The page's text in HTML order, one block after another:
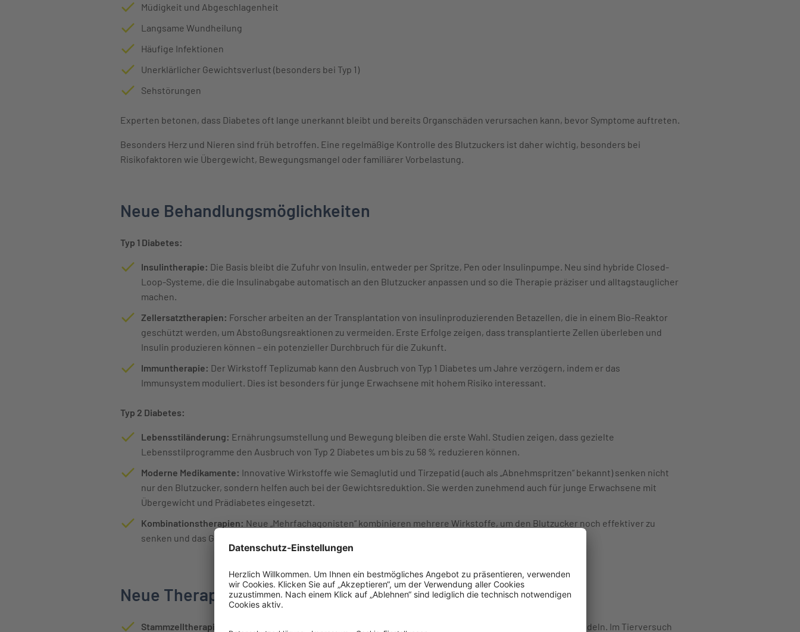
Müdigkeit und Abgeschlagenheit
Langsame Wundheilung
Häufige Infektionen
Unerklärlicher Gewichtsverlust (besonders bei Typ 1)
Sehstörungen
Experten betonen, dass Diabetes oft lange unerkannt bleibt und bereits Organschäden verursachen kann, bevor Symptome auftreten.
Besonders Herz und Nieren sind früh betroffen. Eine regelmäßige Kontrolle des Blutzuckers ist daher wichtig, besonders bei
Risikofaktoren wie Übergewicht, Bewegungsmangel oder familiärer Vorbelastung.
Neue Behandlungsmöglichkeiten
Typ 1 Diabetes:
Insulintherapie: Die Basis bleibt die Zufuhr von Insulin, entweder per Spritze, Pen oder Insulinpumpe. Neu sind hybride Closed-
Loop-Systeme, die die Insulinabgabe automatisch an den Blutzucker anpassen und so die Therapie präziser und alltagstauglicher
machen.
Zellersatztherapien: Forscher arbeiten an der Transplantation von insulinproduzierenden Betazellen, die in einem Bio-Reaktor
geschützt werden, um Abstoßungsreaktionen zu vermeiden. Erste Erfolge zeigen, dass transplantierte Zellen überleben und
Insulin produzieren können – ein potenzieller Durchbruch für die Zukunft.
Immuntherapie: Der Wirkstoff Teplizumab kann den Ausbruch von Typ 1 Diabetes um Jahre verzögern, indem er das
Immunsystem moduliert. Dies ist besonders für junge Erwachsene mit hohem Risiko interessant.
Typ 2 Diabetes:
Lebensstiländerung: Ernährungsumstellung und Bewegung bleiben die erste Wahl. Studien zeigen, dass gezielte
Lebensstilprogramme den Ausbruch von Typ 2 Diabetes um bis zu 58 % reduzieren können.
Moderne Medikamente: Innovative Wirkstoffe wie Semaglutid und Tirzepatid (auch als „Abnehmspritzen“ bekannt) senken nicht
nur den Blutzucker, sondern helfen auch bei der Gewichtsreduktion. Sie werden zunehmend auch für junge Erwachsene mit
Übergewicht und Prädiabetes eingesetzt.
Kombinationstherapien: Neue „Mehrfachagonisten“ kombinieren mehrere Wirkstoffe, um den Blutzucker noch effektiver zu
senken und das Gewicht zu kontrollieren.
Neue Therapieansätze und Forschung 2025
Stammzelltherapie:
Wissenschaftler arbeiten daran, Stammzellen in insulinproduzierende Zellen umzuwandeln. Im Tierversuch